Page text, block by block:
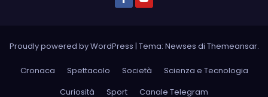
Proudly powered by WordPress | Tema: Newses di Themeansar.
Cronaca Spettacolo Società
Scienza e Tecnologia
Curiosità
Sport Canale Telegram